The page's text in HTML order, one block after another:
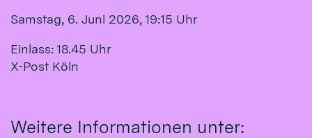
Samstag, 6. Juni 2026, 19:15 Uhr
Einlass: 18.45 Uhr
X-Post Köln
Weitere Informationen unter: